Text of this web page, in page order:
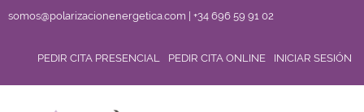
somos@polarizacionenergetica.com | +34 696 59 91 02
PEDIR CITA PRESENCIAL PEDIR CITA ONLINE INICIAR SESIÓN